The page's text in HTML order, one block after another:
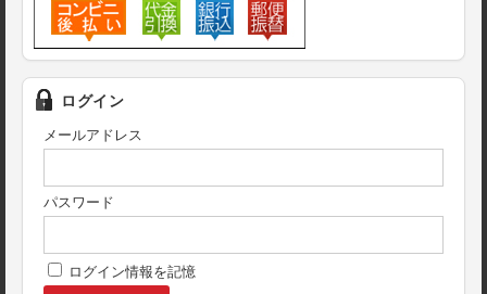
ログイン
メールアドレス
パスワード
ログイン情報を記憶